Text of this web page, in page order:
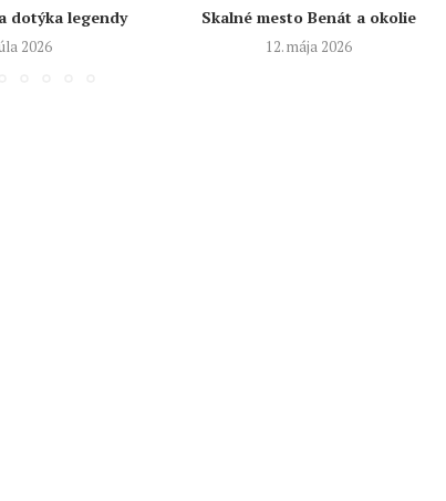
dotýka legendy
2026
Skalné mesto Benát a okolie
12. mája 2026